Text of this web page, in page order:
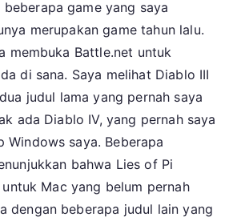
game yang saya
merupakan game tahun lalu.
membuka Battle.net untuk
di sana. Saya melihat Diablo III
judul lama yang pernah saya
ada Diablo IV, yang pernah saya
Windows saya. Beberapa
bahwa Lies of Pi
Mac yang belum pernah
dengan beberapa judul lain yang